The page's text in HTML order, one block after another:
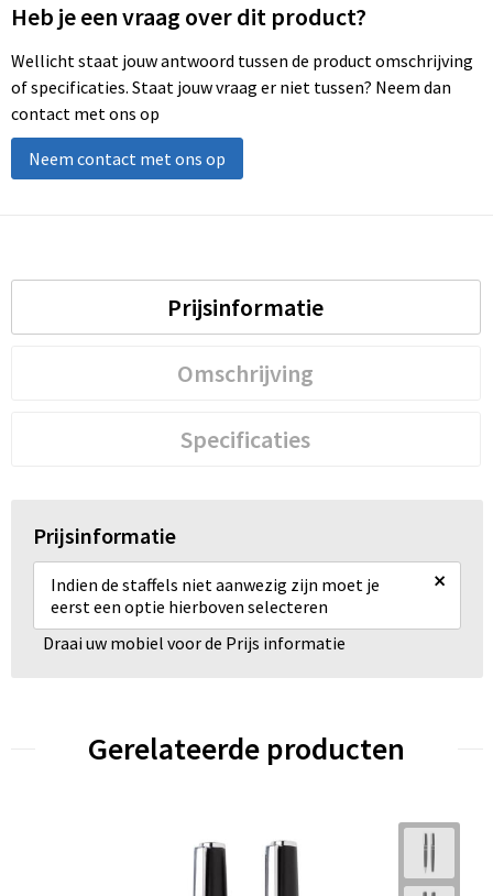
Heb je een vraag over dit product?
Wellicht staat jouw antwoord tussen de product omschrijving
of specificaties. Staat jouw vraag er niet tussen? Neem dan
contact met ons op
Neem contact met ons op
Prijsinformatie
Omschrijving
Specificaties
Prijsinformatie
Indien de staffels niet aanwezig zijn moet je
eerst een optie hierboven selecteren
×
Draai uw mobiel voor de Prijs informatie
Gerelateerde producten